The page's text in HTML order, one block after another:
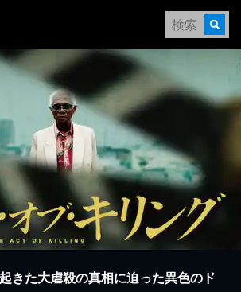
きた大虐殺の真相に迫った異色のド